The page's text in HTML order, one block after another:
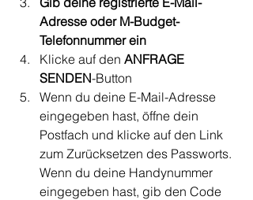
Adresse oder M-Budget-
Telefonnummer ein
Klicke auf den ANFRAGE
SENDEN-Button
Wenn du deine E-Mail-Adresse
eingegeben hast, öffne dein
Postfach und klicke auf den Link
zum Zurücksetzen des Passworts.
Wenn du deine Handynummer
eingegeben hast, gib den Code